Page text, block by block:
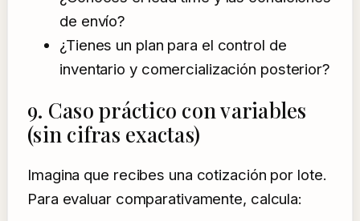
de envío?
¿Tienes un plan para el control de
inventario y comercialización posterior?
9. Caso práctico con variables
(sin cifras exactas)
Imagina que recibes una cotización por lote.
Para evaluar comparativamente, calcula: